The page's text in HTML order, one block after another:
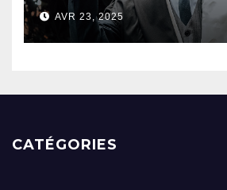
AVR 23, 2025
CATÉGORIES